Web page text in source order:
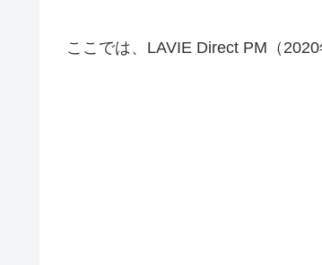
ここでは、LAVIE Direct PM（